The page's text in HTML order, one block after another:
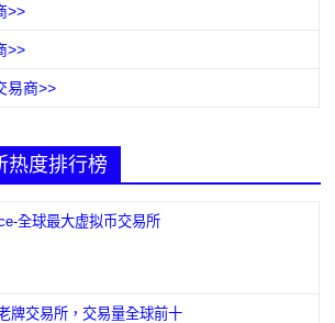
>>
>>
易商>>
热度排行榜
全球最大虚拟币交易所
牌交易所，交易量全球前十